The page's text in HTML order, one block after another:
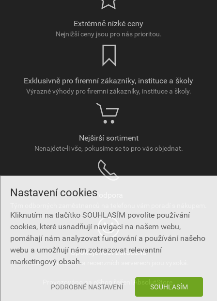
Nastavení cookies
Kliknutím na tlačítko SOUHLASÍM povolíte používání
cookies, které usnadňují navigaci na našem webu,
pomáhají nám analyzovat fungování a používání našeho
webu a umožňují nám zobrazovat relevantní
marketingový obsah.
PODROBNÉ NASTAVENÍ SOUHLASÍM
Extrémně nízké ceny
Nejnižší ceny jsou pro nás prioritou.
Exklusivně pro firemní zákazníky, instituce a školy
Výrazné výhody pro firemní zákazníky, instituce a školy.
Nejširší sortiment
Nenajdete-li vše, pokusíme se to pro vás objednat.
Podpora
Spokojenost zaručena
Naše hodnocení na recenzních serverech jsou vysoká.
Provozováno na eShop řešení